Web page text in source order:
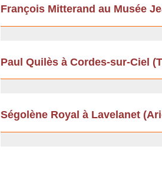
François Mitterand au Musée
Paul Quilès à Cordes-sur-Ciel
Ségolène Royal à Lavelanet